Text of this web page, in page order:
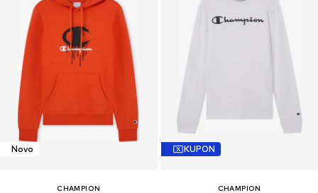
Novo
CHAMPION
KUPON
CHAMPION